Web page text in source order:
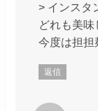
> インスタ
どれも美味
今度は担担
返信